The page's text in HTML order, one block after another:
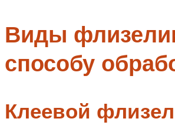
Виды
способу
Клеевой